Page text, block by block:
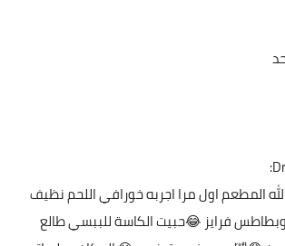
المطعم اول مرا اجربه خورافي اللحم نظيف
فرايز 😂حبيت الكاسة للببسي طالع